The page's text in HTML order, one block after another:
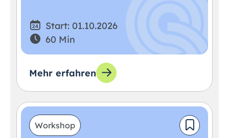
Start: 01.10.2026
60 Min
Mehr erfahren
Workshop